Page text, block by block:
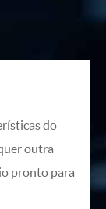
do
outra
pronto para